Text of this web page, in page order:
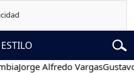
Alfredo VargasGustavo